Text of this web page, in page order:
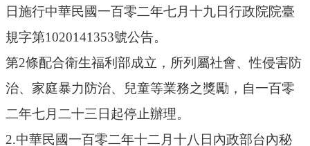
團
布
欄
法
日施行中華民國一百零二年七月十九日行政院院臺
規字第1020141353號公告。
第2條配合衛生福利部成立，所列屬社會、性侵害防
治、家庭暴力防治、兒童等業務之獎勵，自一百零
二年七月二十三日起停止辦理。
2.中華民國一百零二年十二月十八日內政部台內秘